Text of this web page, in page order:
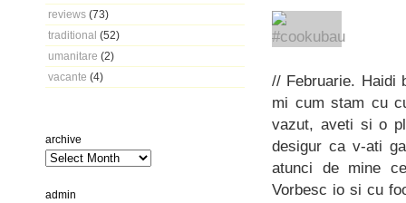
reviews (73)
traditional (52)
umanitare (2)
vacante (4)
archive
admin
// Februarie. Haidi
mi cum stam cu
vazut, aveti si o
desigur ca v-ati
atunci de mine
Vorbesc io si cu